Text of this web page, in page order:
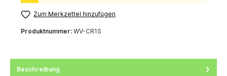
Zum Merkzettel hinzufügen
Produktnummer: WV-CR1S
Beschreibung